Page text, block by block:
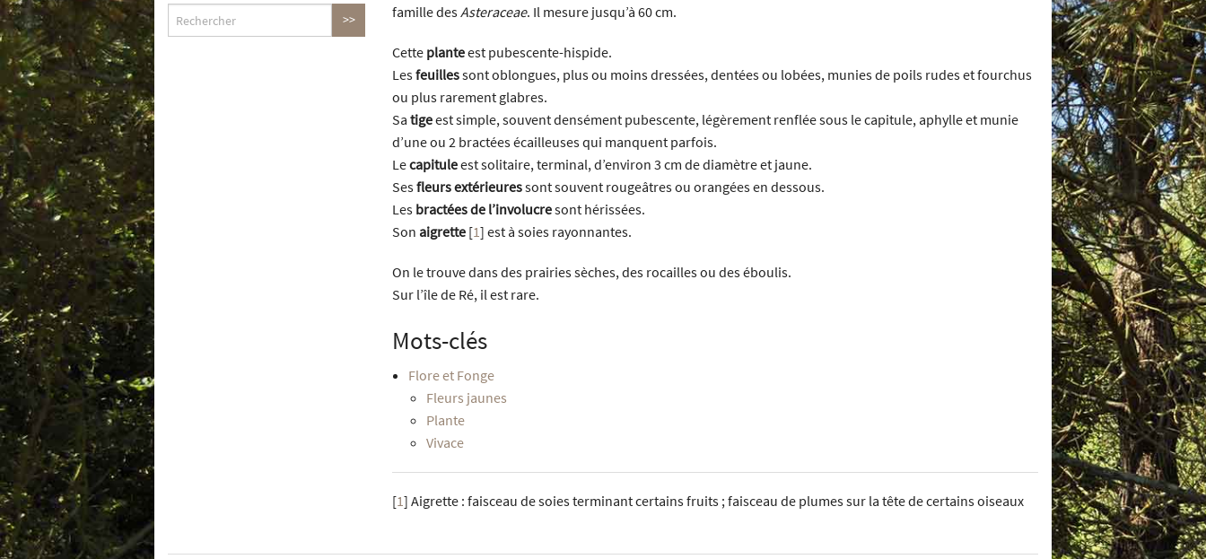
Nos partenaires
famille desAsteraceae. Il mesure jusqu’à 60 cm.
Cette planteest pubescente-hispide.
Lesfeuillessont oblongues, plus ou moins dressées, dentées ou lobées, munies de poils rudes et fourchus
ou plus rarement glabres.
Sa tigeest simple, souvent densément pubescente, légèrement renflée sous le capitule, aphylle et munie
d’une ou 2 bractées écailleuses qui manquent parfois.
Lecapituleest solitaire, terminal, d’environ 3 cm de diamètre et jaune.
Sesfleurs extérieuressont souvent rougeâtres ou orangées en dessous.
Les bractées de l’involucresont hérissées.
Son aigrette [1] est à soies rayonnantes.
On le trouve dans des prairies sèches, des rocailles ou des éboulis.
Sur l’île de Ré, il est rare.
Mots-clés
Flore et Fonge
Fleurs jaunes
Plante
Vivace
[1] Aigrette : faisceau de soies terminant certains fruits ; faisceau de plumes sur la tête de certains oiseaux